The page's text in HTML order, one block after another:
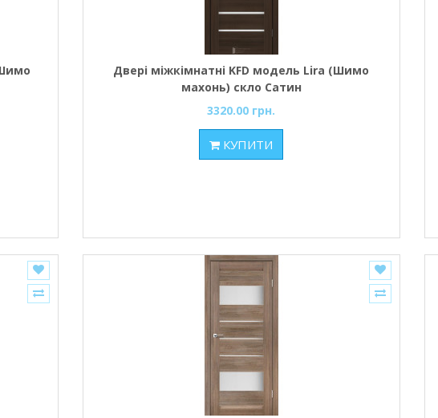
Двері міжкімнатні KFD модель Lira (Шимо
махонь) скло Сатин
3320.00 грн.
КУПИТИ